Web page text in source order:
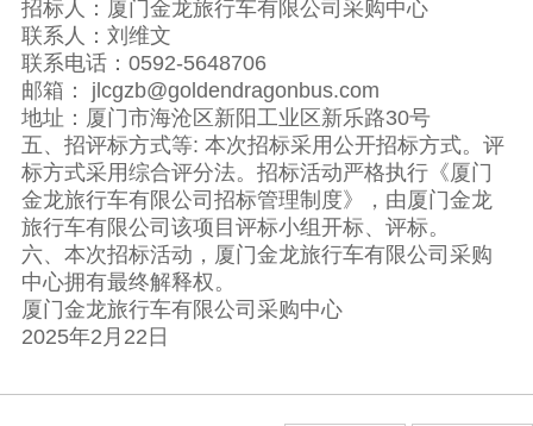
招标人：厦门金龙旅行车有限公司采购中心
联系人：刘维文
联系电话：0592-5648706
邮箱： jlcgzb@goldendragonbus.com
地址：厦门市海沧区新阳工业区新乐路30号
五、招评标方式等: 本次招标采用公开招标方式。评
标方式采用综合评分法。招标活动严格执行《厦门
金龙旅行车有限公司招标管理制度》，由厦门金龙
旅行车有限公司该项目评标小组开标、评标。
六、本次招标活动，厦门金龙旅行车有限公司采购
中心拥有最终解释权。
厦门金龙旅行车有限公司采购中心
2025年2月22日